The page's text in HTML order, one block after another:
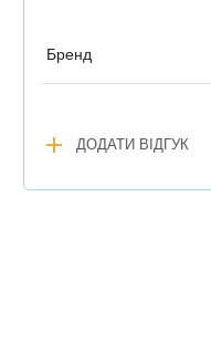
Бренд
add ДОДАТИ ВІДГУК